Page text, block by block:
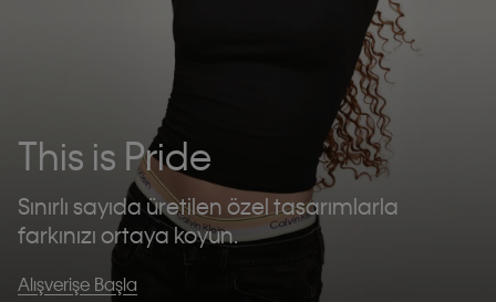
This is Pride
Sınırlı sayıda üretilen özel tasarımlarla
farkınızı ortaya koyun.
Alışverişe Başla